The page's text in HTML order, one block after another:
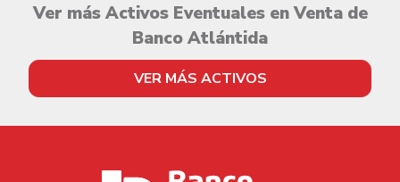
Ver más Activos Eventuales en Venta de
Banco Atlántida
VER MÁS ACTIVOS